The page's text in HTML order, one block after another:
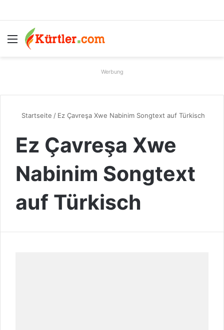
Menü
Werbung
Startseite / Ez Çavreşa Xwe Nabinim Songtext auf Türkisch
Ez Çavreşa Xwe
Nabinim Songtext
auf Türkisch